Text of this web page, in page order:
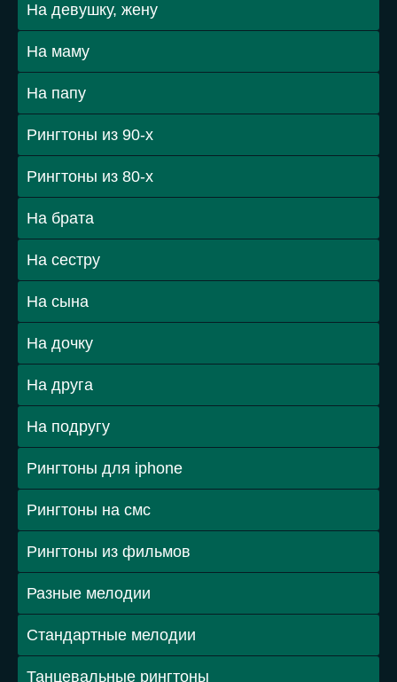
На девушку, жену
На маму
На папу
Рингтоны из 90-х
Рингтоны из 80-х
На брата
На сестру
На сына
На дочку
На друга
На подругу
Рингтоны для iphone
Рингтоны на смс
Рингтоны из фильмов
Разные мелодии
Стандартные мелодии
Танцевальные рингтоны